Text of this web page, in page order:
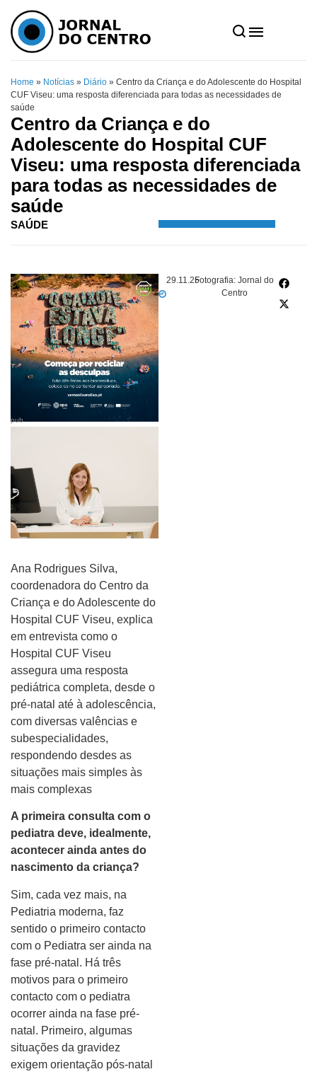
Home » Notícias » Diário » Centro da Criança e do Adolescente do Hospital
CUF Viseu: uma resposta diferenciada para todas as necessidades de
saúde
Centro da Criança e do
Adolescente do Hospital CUF
Viseu: uma resposta diferenciada
para todas as necessidades de
saúde
SAÚDE
29.11.25Fotografia: Jornal do
Centro
pub
Ana Rodrigues Silva,
coordenadora do Centro da
Criança e do Adolescente do
Hospital CUF Viseu, explica
em entrevista como o
Hospital CUF Viseu
assegura uma resposta
pediátrica completa, desde o
pré-natal até à adolescência,
com diversas valências e
subespecialidades,
respondendo desdes as
situações mais simples às
mais complexas
A primeira consulta com o
pediatra deve, idealmente,
acontecer ainda antes do
nascimento da criança?
Sim, cada vez mais, na
Pediatria moderna, faz
sentido o primeiro contacto
com o Pediatra ser ainda na
fase pré-natal. Há três
motivos para o primeiro
contacto com o pediatra
ocorrer ainda na fase pré-
natal. Primeiro, algumas
situações da gravidez
exigem orientação pós-natal